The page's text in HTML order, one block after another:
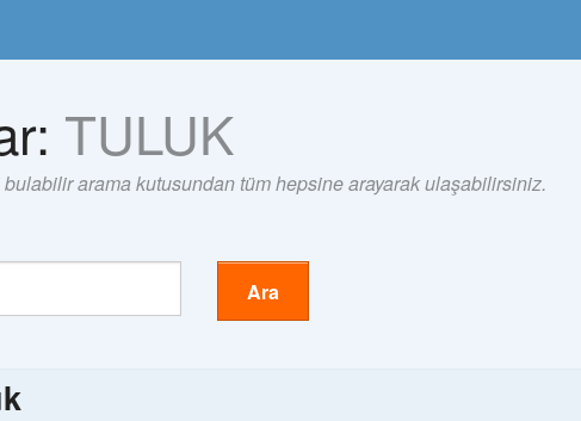
TULUK
bulabilir arama kutusundan tüm hepsine arayarak ulaşabilirsiniz.
Ara